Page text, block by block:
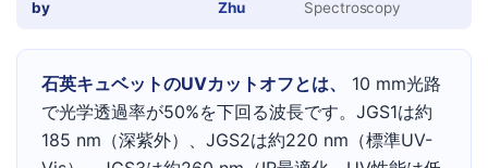
by
Zhu
Spectroscopy
石英キュベットのUVカットオフとは、
10 mm光路
で光学透過率が50%を下回る波長です。JGS1は約
185 nm（深紫外）、JGS2は約220 nm（標準UV-